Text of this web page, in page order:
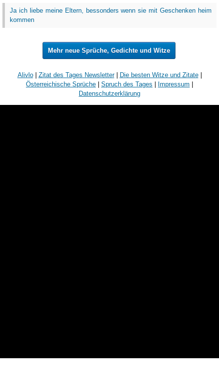
Ja ich liebe meine Eltern, bessonders wenn sie mit Geschenken heim
kommen
Mehr neue Sprüche, Gedichte und Witze
Alivlo| Zitat des Tages Newsletter| Die besten Witze und Zitate|
Österreichische Sprüche | Spruch des Tages | Impressum |
Datenschutzerklärung